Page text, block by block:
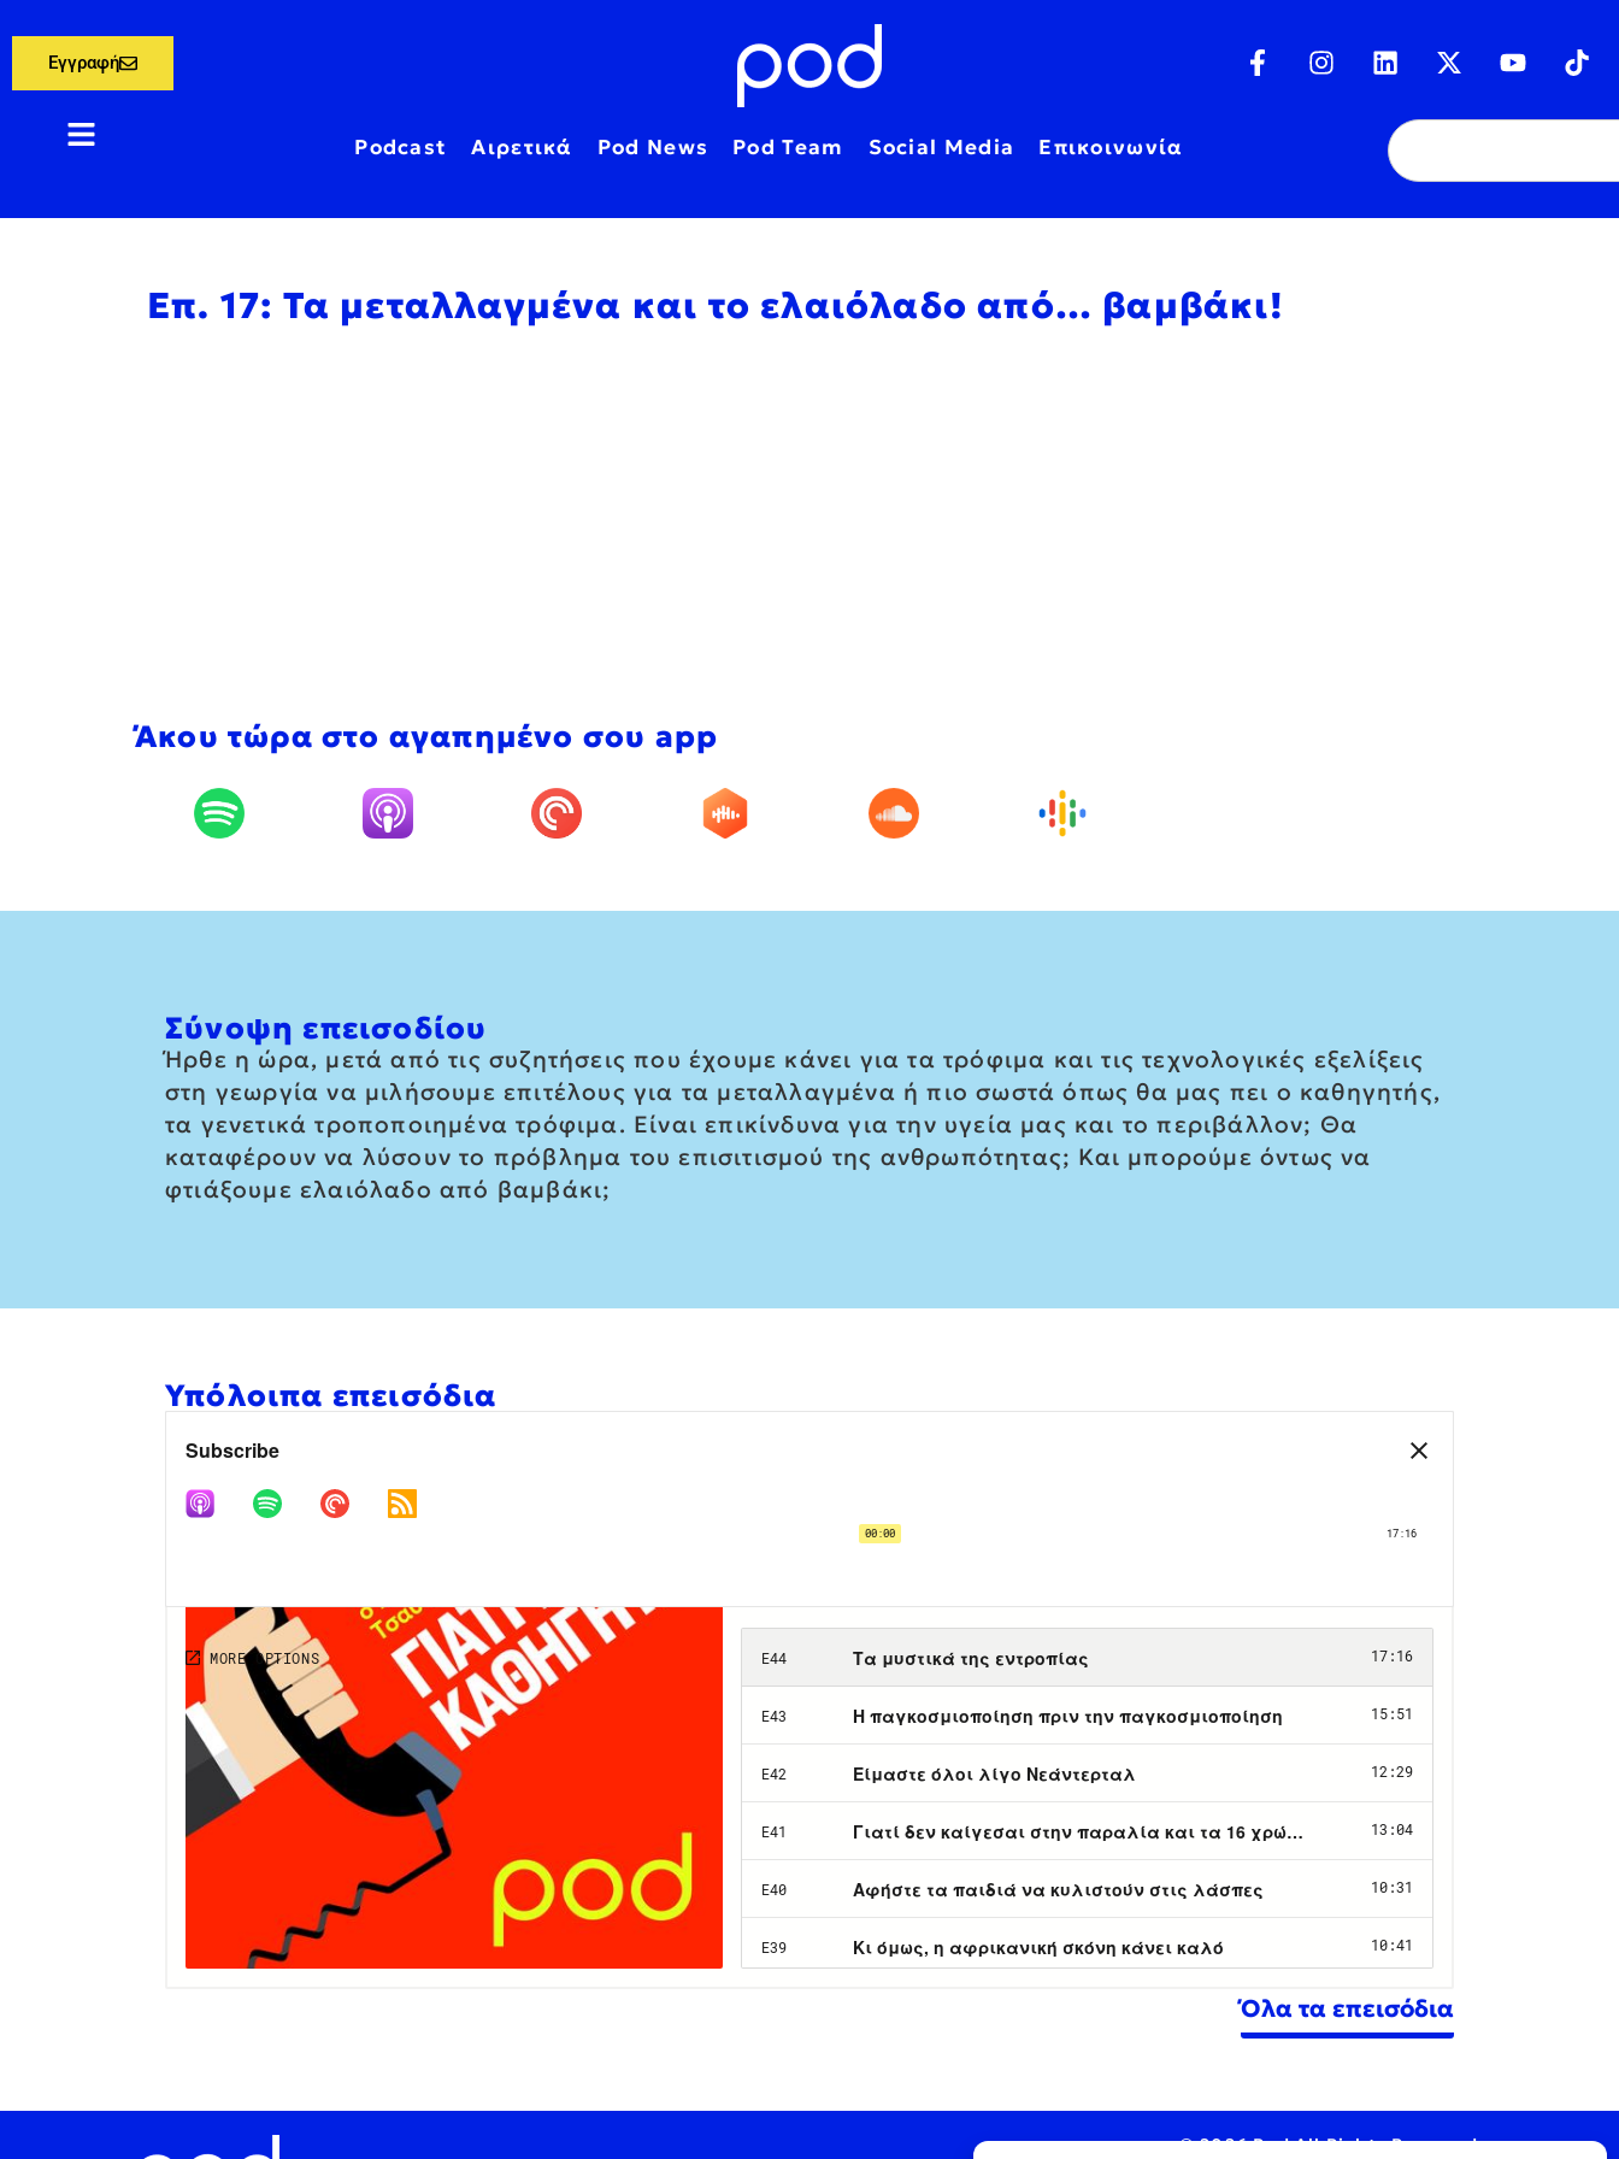
Εγγραφή
Podcast Αιρετικά Pod News Pod Team Social Media Επικοινωνία
Επ. 17: Τα μεταλλαγμένα και το ελαιόλαδο από… βαμβάκι!
Άκου τώρα στο αγαπημένο σου app
Σύνοψη επεισοδίου
Ήρθε η ώρα, μετά από τις συζητήσεις που έχουμε κάνει για τα τρόφιμα και τις τεχνολογικές εξελίξεις
στη γεωργία να μιλήσουμε επιτέλους για τα μεταλλαγμένα ή πιο σωστά όπως θα μας πει ο καθηγητής,
τα γενετικά τροποποιημένα τρόφιμα. Είναι επικίνδυνα για την υγεία μας και το περιβάλλον; Θα
καταφέρουν να λύσουν το πρόβλημα του επισιτισμού της ανθρωπότητας; Και μπορούμε όντως να
φτιάξουμε ελαιόλαδο από βαμβάκι;
Υπόλοιπα επεισόδια
Όλα τα επεισόδια
© 2026 Pod All Rights Reserved.